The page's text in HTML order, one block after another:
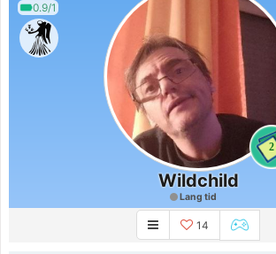
0.9/1
2
Wildchild
Lang tid
14